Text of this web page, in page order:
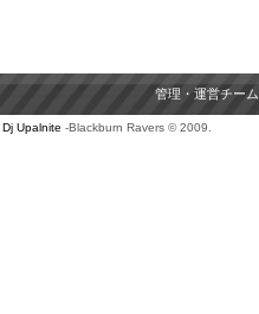
管理・運営チーム
Dj Upalnite -Blackburn Ravers © 2009.